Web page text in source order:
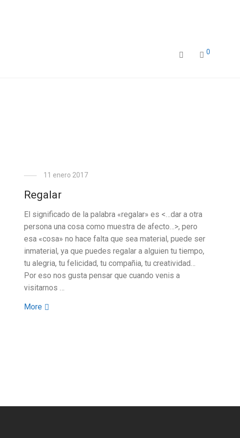
0
11 enero 2017
Regalar
El significado de la palabra «regalar» es <…dar a otra
persona una cosa como muestra de afecto…>, pero
esa «cosa» no hace falta que sea material, puede ser
inmaterial, ya que puedes regalar a alguien tu tiempo,
tu alegria, tu felicidad, tu compañia, tu creatividad…
Por eso nos gusta pensar que cuando venis a
visitarnos …
More